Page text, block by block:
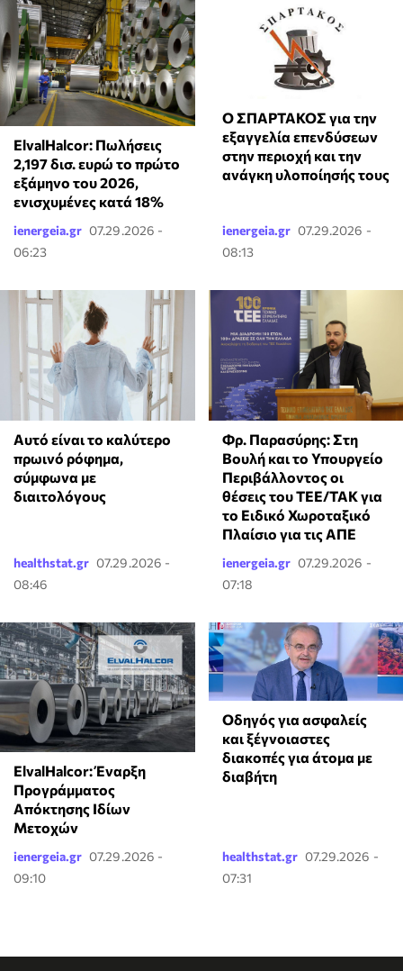
ElvalHalcor: Πωλήσεις
2,197 δισ. ευρώ το πρώτο
εξάμηνο του 2026,
ενισχυμένες κατά 18%
ienergeia.gr 07.29.2026 -
06:23
Ο ΣΠΑΡΤΑΚΟΣ για την
εξαγγελία επενδύσεων
στην περιοχή και την
ανάγκη υλοποίησής τους
ienergeia.gr 07.29.2026 -
08:13
Αυτό είναι το καλύτερο
πρωινό ρόφημα,
σύμφωνα με
διαιτολόγους
healthstat.gr 07.29.2026 -
08:46
Φρ. Παρασύρης: Στη
Βουλή και το Υπουργείο
Περιβάλλοντος οι
θέσεις του ΤΕΕ/ΤΑΚ για
το Ειδικό Χωροταξικό
Πλαίσιο για τις ΑΠΕ
ienergeia.gr 07.29.2026 -
07:18
ElvalHalcor: Έναρξη
Προγράμματος
Απόκτησης Ιδίων
Μετοχών
ienergeia.gr 07.29.2026 -
09:10
Οδηγός για ασφαλείς
και ξέγνοιαστες
διακοπές για άτομα με
διαβήτη
healthstat.gr 07.29.2026 -
07:31